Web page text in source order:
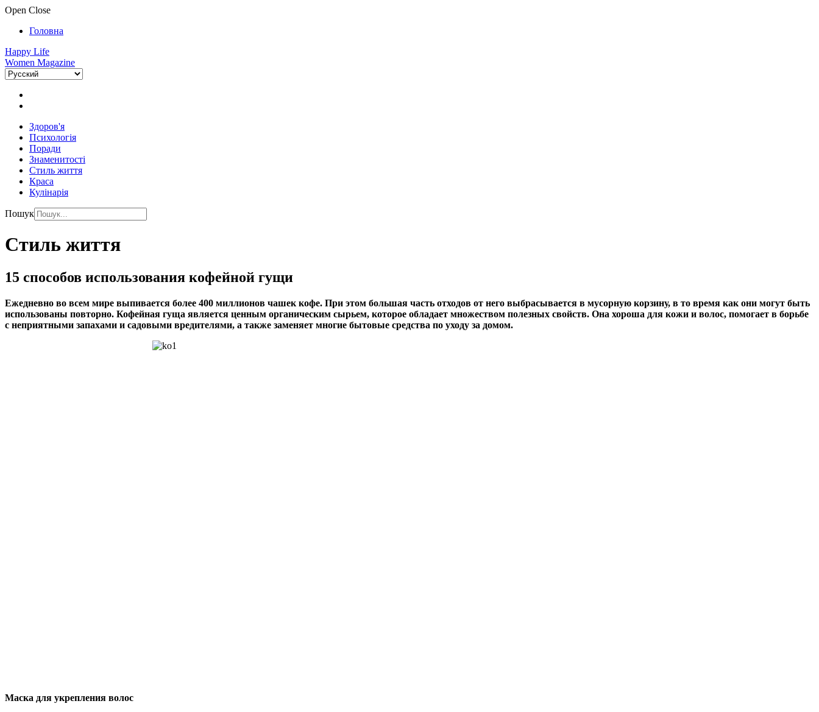
Open Close
Головна
Happy Life
Women Magazine
Здоров'я
Психологія
Поради
Знаменитості
Стиль життя
Краса
Кулінарія
Пошук
Стиль життя
15 способов использования кофейной гущи
Ежедневно во всем мире выпивается более 400 миллионов чашек кофе. При этом большая часть отходов от него выбрасывается в мусорную корзину, в то время как они могут быть
использованы повторно. Кофейная гуща является ценным органическим сырьем, которое обладает множеством полезных свойств. Она хороша для кожи и волос, помогает в борьбе
с неприятными запахами и садовыми вредителями, а также заменяет многие бытовые средства по уходу за домом.
Маска для укрепления волос